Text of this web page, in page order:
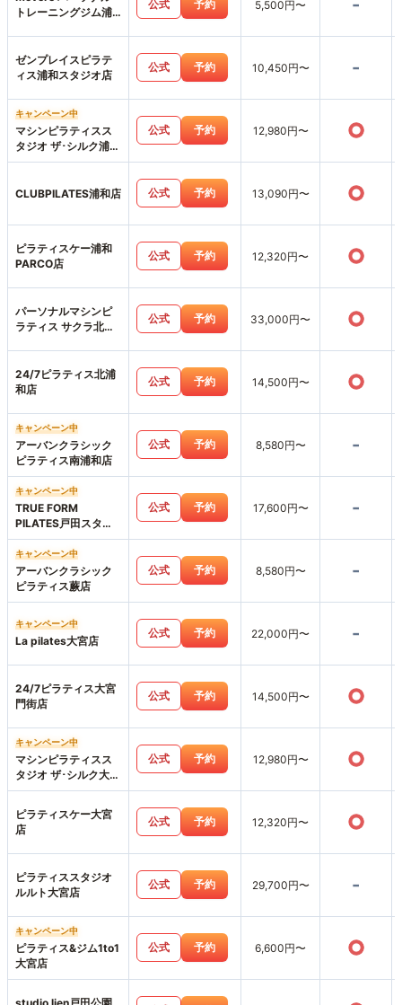
トレーニングジム浦
公式 予約 5,500円〜 -
ゼンプレイスピラテ
ィス浦和スタジオ店
公式 予約 10,450円〜 -
キャンペーン中
マシンピラティスス
タジオ ザ･シルク浦和
店
公式 予約 12,980円〜 ○
CLUBPILATES浦和店 公式 予約 13,090円〜 ○
ピラティスケー浦和
PARCO店
公式 予約 12,320円〜 ○
パーソナルマシンピ
ラティス サクラ北浦
公式 予約 33,000円〜 ○
24/7ピラティス北浦
和店
公式 予約 14,500円〜 ○
キャンペーン中
アーバンクラシック
ピラティス南浦和店
公式 予約 8,580円〜 -
キャンペーン中
TRUE FORM
PILATES戸田スタジ
オ
公式 予約 17,600円〜 -
キャンペーン中
アーバンクラシック
ピラティス蕨店
公式 予約 8,580円〜 -
キャンペーン中
La pilates大宮店
公式 予約 22,000円〜 -
24/7ピラティス大宮
門街店
公式 予約 14,500円〜 ○
キャンペーン中
マシンピラティスス
タジオ ザ･シルク大宮
店
公式 予約 12,980円〜 ○
ピラティスケー大宮
店
公式 予約 12,320円〜 ○
ピラティススタジオ
ルルト大宮店
公式 予約 29,700円〜 -
キャンペーン中
ピラティス&ジム1to1
大宮店
公式 予約 6,600円〜 ○